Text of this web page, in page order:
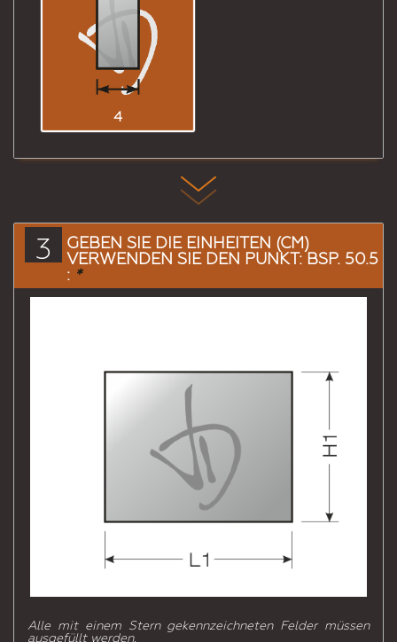
4
3
GEBEN SIE DIE EINHEITEN (CM)
VERWENDEN SIE DEN PUNKT: BSP. 50.5
: *
Alle mit einem Stern gekennzeichneten Felder müssen
ausgefüllt werden.